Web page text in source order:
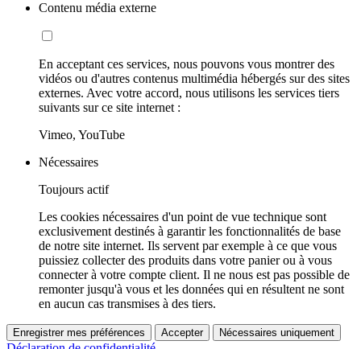
Contenu média externe
En acceptant ces services, nous pouvons vous montrer des
vidéos ou d'autres contenus multimédia hébergés sur des sites
externes. Avec votre accord, nous utilisons les services tiers
suivants sur ce site internet :
Vimeo, YouTube
Nécessaires
Toujours actif
Les cookies nécessaires d'un point de vue technique sont
exclusivement destinés à garantir les fonctionnalités de base
de notre site internet. Ils servent par exemple à ce que vous
puissiez collecter des produits dans votre panier ou à vous
connecter à votre compte client. Il ne nous est pas possible de
remonter jusqu'à vous et les données qui en résultent ne sont
en aucun cas transmises à des tiers.
Enregistrer mes préférences Accepter Nécessaires uniquement